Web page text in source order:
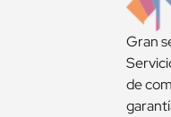
Gran
de